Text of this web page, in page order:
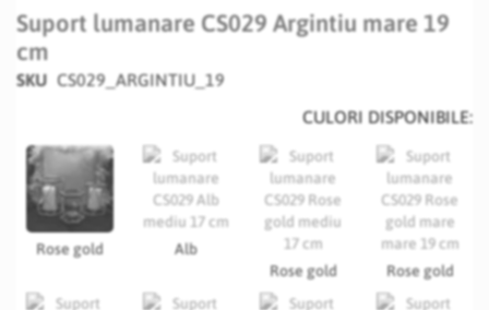
Suport lumanare CS029 Argintiu mare 19
cm
SKU CS029_ARGINTIU_19
CULORI DISPONIBILE:
Rose gold
Alb
Rose gold
Rose gold